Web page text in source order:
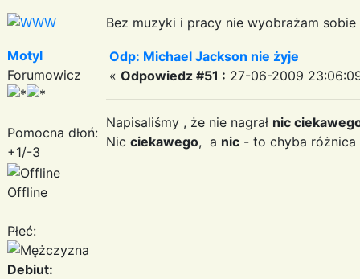
Bez muzyki i pracy nie wyobrażam sobie
Motyl
Forumowicz
Pomocna dłoń:
+1/-3
Offline
Płeć:
Debiut:
Odp: Michael Jackson nie żyje
« Odpowiedz #51 : 27-06-2009
Napisaliśmy , że nie nagrał nic
Nic ciekawego, a nic - to chyba różnica